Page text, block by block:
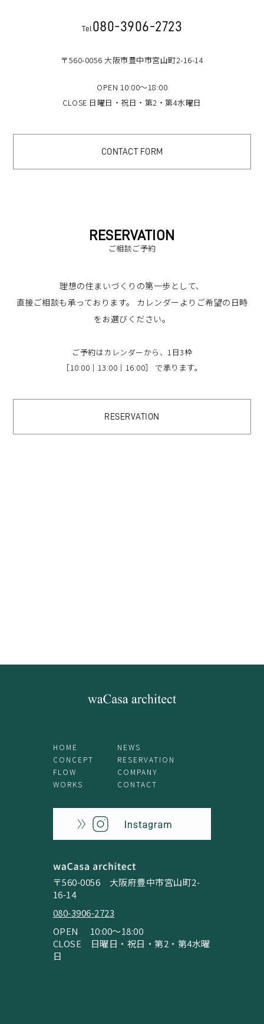
Tel 080-3906-2723
〒560-0056 大阪市豊中市宮山町2-16-14
OPEN 10:00～18:00
CLOSE 日曜日・祝日・第2・第4水曜日
CONTACT FORM
RESERVATION
ご相談ご予約
理想の住まいづくりの第一歩として、
直接ご相談も承っております。
カレンダーよりご希望の日時
をお選びください。
ご予約はカレンダーから、1日3枠
［10:00｜13:00｜16:00］ で承ります。
RESERVATION
HOME
CONCEPT
FLOW
WORKS
NEWS
RESERVATION
COMPANY
CONTACT
〒560-0056 大阪府豊中市宮山町2-
16-14
080-3906-2723
OPEN 10:00〜18:00
CLOSE
日曜日・祝日・第2・第4水曜
日